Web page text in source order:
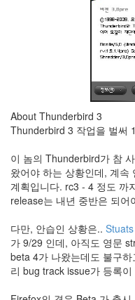
About Thunderbird 3
Thunderbird 3 작업을 벌써
이 놈의 Thunderbird가 참
왔어야 하는 상황인데, 계속
계획입니다. rc3 - 4 정도 까
release는 내년 중반은 되어
다만, 안습인 상황은..
가 9/29 인데, 아직도 영문
beta 4가 나왔는데도 불구
리 bug track issue가 등록